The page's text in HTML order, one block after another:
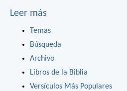
Leer más
Temas
Búsqueda
Archivo
Libros de la Biblia
Versículos Más Populares